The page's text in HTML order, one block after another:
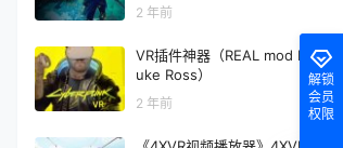
2 年前
VR插件神器（REAL mod By L
uke Ross）
2 年前
解锁
会员
权限